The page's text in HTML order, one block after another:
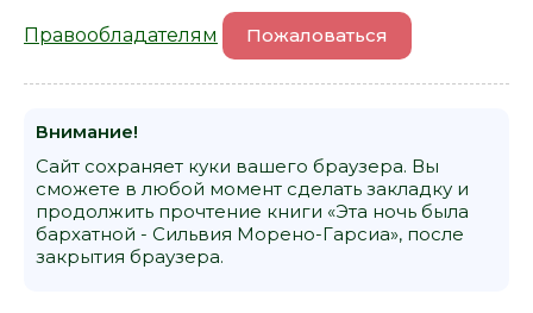
Правообладателям Пожаловаться
Внимание!
Сайт сохраняет куки вашего браузера. Вы
сможете в любой момент сделать закладку и
продолжить прочтение книги «Эта ночь была
бархатной - Сильвия Морено-Гарсиа», после
закрытия браузера.